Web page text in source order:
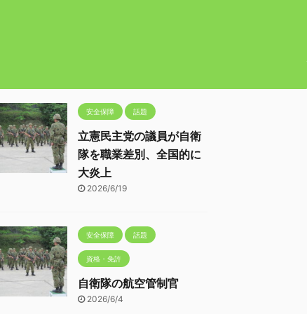
安全保障 話題
立憲民主党の議員が自衛
隊を職業差別、全国的に
大炎上
2026/6/19
安全保障 話題
資格・免許
自衛隊の航空管制官
2026/6/4